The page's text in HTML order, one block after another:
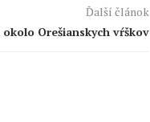
Ďalší článok
Orešianskych vŕškov